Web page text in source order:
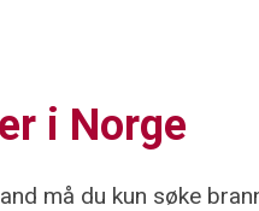
i Norge
må du kun søke